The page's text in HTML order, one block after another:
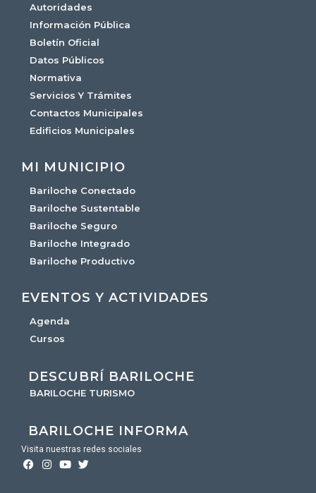
Autoridades
Información Pública
Boletín Oficial
Datos Públicos
Normativa
Servicios Y Trámites
Contactos Municipales
Edificios Municipales
MI MUNICIPIO
Bariloche Conectado
Bariloche Sustentable
Bariloche Seguro
Bariloche Integrado
Bariloche Productivo
EVENTOS Y ACTIVIDADES
Agenda
Cursos
DESCUBRÍ BARILOCHE
BARILOCHE TURISMO
BARILOCHE INFORMA
Visita nuestras redes sociales